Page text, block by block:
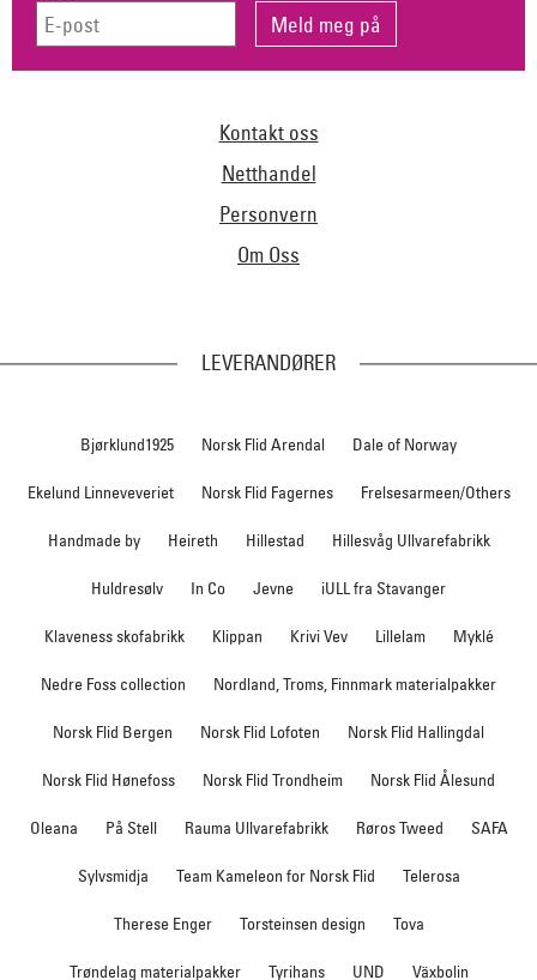
Kontakt oss
Netthandel
Personvern
Om Oss
LEVERANDØRER
Bjørklund1925 Norsk Flid Arendal Dale of Norway
Ekelund Linneveveriet Norsk Flid Fagernes Frelsesarmeen/Others
Handmade by Heireth Hillestad Hillesvåg Ullvarefabrikk
Huldresølv In Co Jevne iULL fra Stavanger
Klaveness skofabrikk Klippan Krivi Vev Lillelam Myklé
Nedre Foss collection Nordland, Troms, Finnmark materialpakker
Norsk Flid Bergen Norsk Flid Lofoten Norsk Flid Hallingdal
Norsk Flid Hønefoss Norsk Flid Trondheim Norsk Flid Ålesund
Oleana På Stell Rauma Ullvarefabrikk Røros Tweed SAFA
Sylvsmidja Team Kameleon for Norsk Flid Telerosa
Therese Enger Torsteinsen design Tova
Trøndelag materialpakker Tyrihans UND Växbolin